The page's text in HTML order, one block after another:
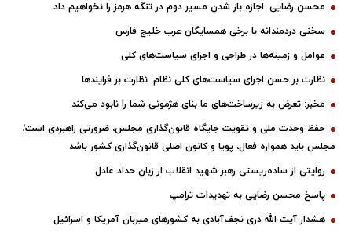
محسن رضایی: اجازه باز شدن مسیر دوم در تنگه هرمز را نخواهیم داد
سخنی دردمندانه با برخی همسایگان عرب خلیج فارس
عوامل و زمینه‌ها در طراحی و اجرای سیاست‌های کلی
نظارت بر حسن اجرای سیاست‌های کلی نظام: نظارت بر فرایندها
مخبر: تعرض به زیرساخت‌های ما بنای هژمونی شما را نابود می‌کند
حفظ وحدت ملی و تقویت جایگاه قانون‌گذاری مجلس، ضرورتی راهبردی است/
مجلس باید همواره فعال، پویا و کانون اصلی قانون‌گذاری کشور باشد
روایتی از ساده‌زیستی رهبر شهید انقلاب از زبان حداد عادل
پاسخ محسن رضایی به تهدیدات ترامپ
هشدار آیت الله دری نجف‌آبادی به کشورهای میزبان آمریکا و اسرائیل